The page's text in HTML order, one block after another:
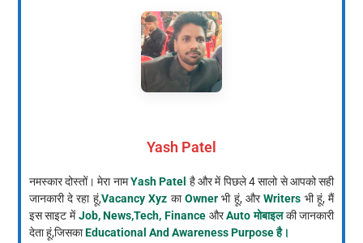
Yash Patel
नमस्कार दोस्तों। मेरा नामYash Patel है और में पिछले 4 सालो से आपको सही
जानकारी दे रहा हूं,Vacancy Xyz काOwnerभी हूं, औरWriters भी हूं, मैं
इस साइट मेंJob, News,Tech, Finance औरAuto मोबाइलकी जानकारी
देता हूं,जिसकाEducational And Awareness Purpose है।